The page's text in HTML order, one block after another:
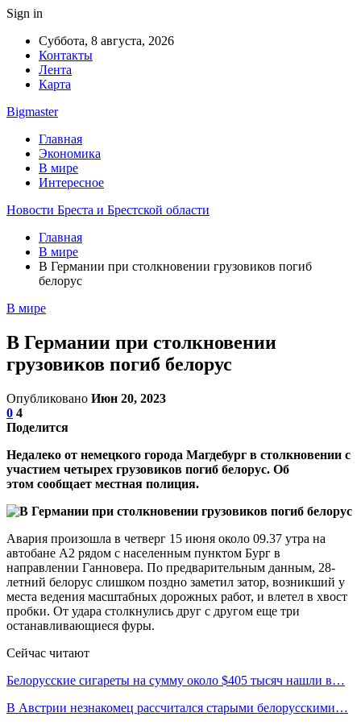
Sign in
Суббота, 8 августа, 2026
Контакты
Лента
Карта
Bigmaster
Главная
Экономика
В мире
Интересное
Новости Бреста и Брестской области
Главная
В мире
В Германии при столкновении грузовиков погиб
белорус
В мире
В Германии при столкновении
грузовиков погиб белорус
Опубликовано Июн 20, 2023
0 4
Поделится
Недалеко от немецкого города Магдебург в столкновении с
участием четырех грузовиков погиб белорус. Об
этом сообщает местная полиция.
Авария произошла в четверг 15 июня около 09.37 утра на
автобане А2 рядом с населенным пунктом Бург в
направлении Ганновера. По предварительным данным, 28-
летний белорус слишком поздно заметил затор, возникший у
места ведения масштабных дорожных работ, и влетел в хвост
пробки. От удара столкнулись друг с другом еще три
останавливающиеся фуры.
Сейчас читают
Белорусские сигареты на сумму около $405 тысяч нашли в…
В Австрии незнакомец рассчитался старыми белорусскими…